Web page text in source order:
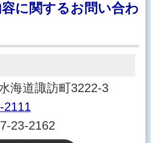
に関するお問い合わ
海道諏訪町3222-3
2111
23-2162